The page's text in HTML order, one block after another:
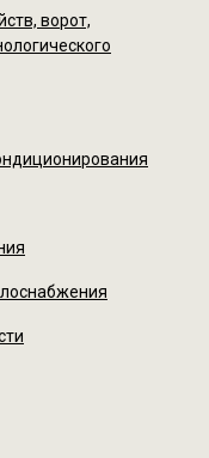
ворот,